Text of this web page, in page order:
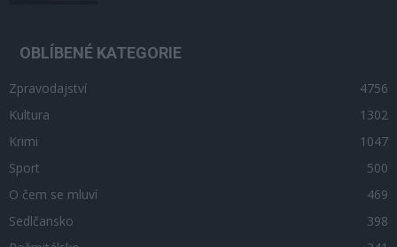
OBLÍBENÉ KATEGORIE
Zpravodajství
4756
Kultura
1302
Krimi
1047
Sport
500
O čem se mluví
469
Sedlčansko
398